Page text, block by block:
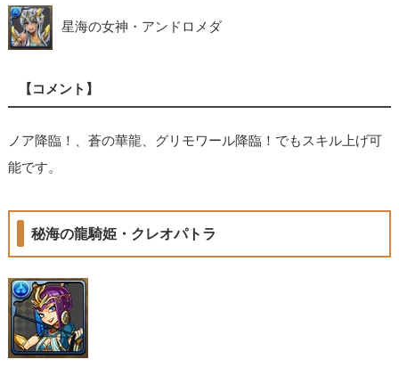
星海の女神・アンドロメダ
【コメント】
ノア降臨！、蒼の華龍、グリモワール降臨！でもスキル上げ可
能です。
秘海の龍騎姫・クレオパトラ